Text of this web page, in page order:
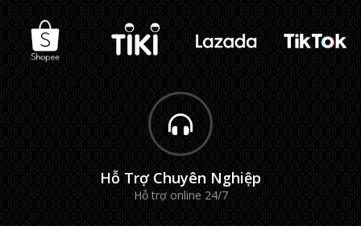
Hỗ Trợ Chuyên Nghiệp
Hỗ trợ online 24/7